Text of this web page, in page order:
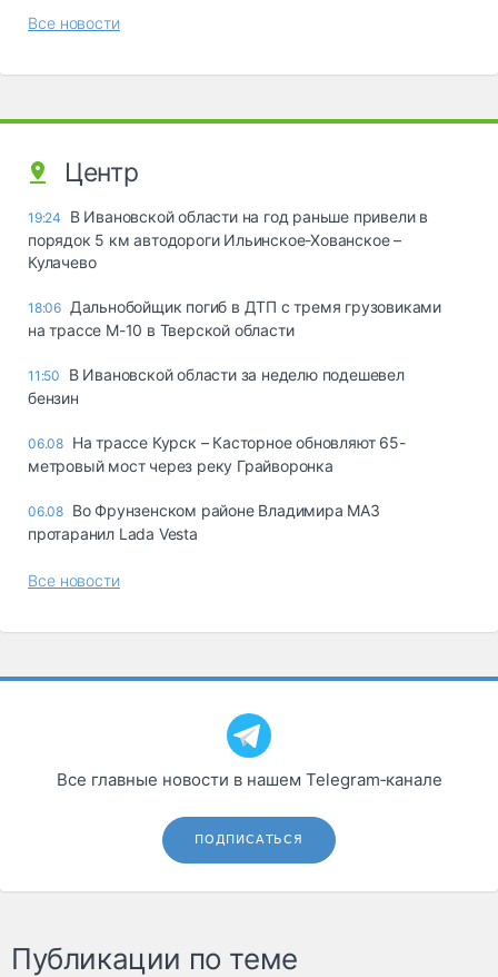
Все новости
Центр
19:24
В Ивановской области на год раньше привели в
порядок 5 км автодороги Ильинское-Хованское –
Кулачево
18:06 Дальнобойщик погиб в ДТП с тремя грузовиками
на трассе М-10 в Тверской области
11:50
В Ивановской области за неделю подешевел
бензин
06.08 На трассе Курск – Касторное обновляют 65-
метровый мост через реку Грайворонка
06.08 Во Фрунзенском районе Владимира МАЗ
протаранил Lada Vesta
Все новости
Все главные новости в нашем Telegram‑канале
ПОДПИСАТЬСЯ
Публикации по теме